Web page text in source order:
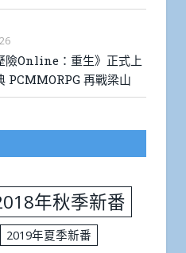
險Online：重生》正式上
PCMMORPG 再戰梁山
年秋季新番
2019年夏季新番